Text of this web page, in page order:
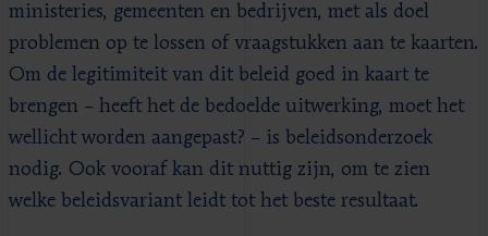
ministeries, gemeenten en bedrijven, met als doel
problemen op te lossen of vraagstukken aan te kaarten.
Om de legitimiteit van dit beleid goed in kaart te
brengen – heeft het de bedoelde uitwerking, moet het
wellicht worden aangepast? – is beleidsonderzoek
nodig. Ook vooraf kan dit nuttig zijn, om te zien
welke beleidsvariant leidt tot het beste resultaat.